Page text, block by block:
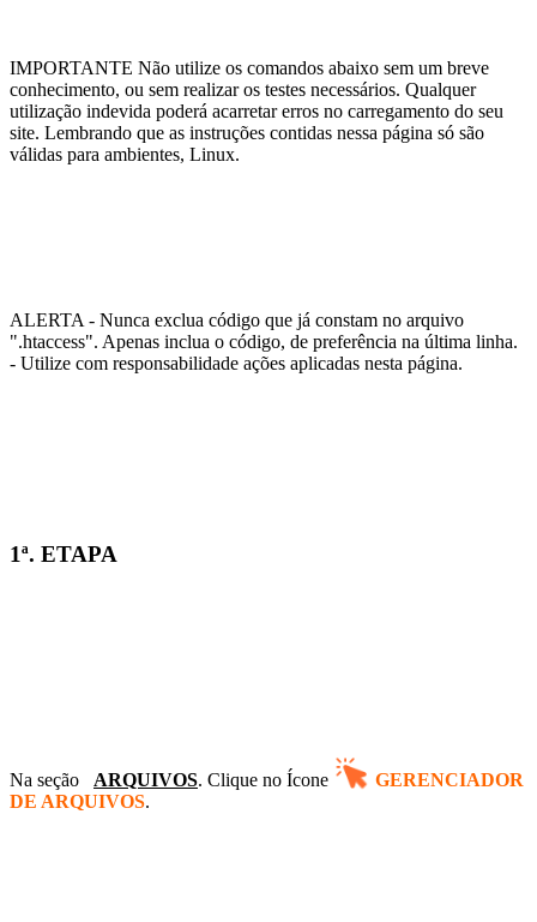
IMPORTANTE Não utilize os comandos abaixo sem um breve
conhecimento, ou sem realizar os testes necessários. Qualquer
utilização indevida poderá acarretar erros no carregamento do seu
site. Lembrando que as instruções contidas nessa página só são
válidas para ambientes, Linux.
ALERTA - Nunca exclua código que já constam no arquivo
".htaccess". Apenas inclua o código, de preferência na última linha.
- Utilize com responsabilidade ações aplicadas nesta página.
1ª. ETAPA
Na seção ARQUIVOS. Clique no Ícone
GERENCIADOR
DE ARQUIVOS.